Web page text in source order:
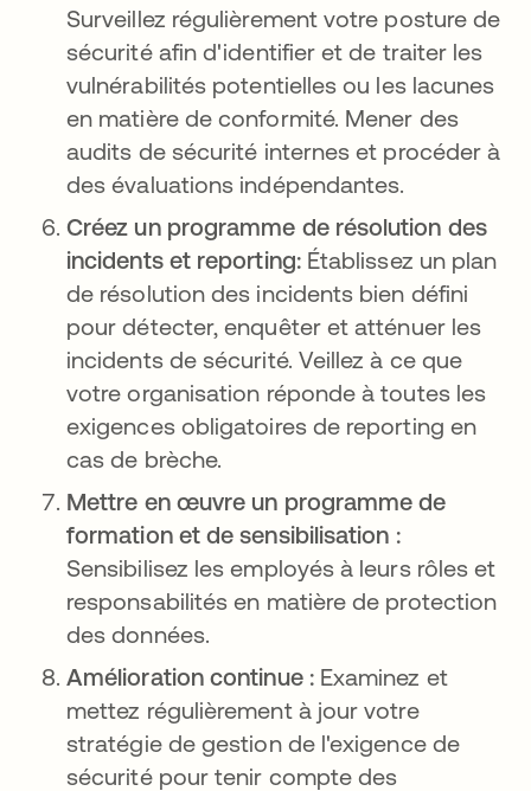
Surveillez régulièrement votre posture de
sécurité afin d'identifier et de traiter les
vulnérabilités potentielles ou les lacunes
en matière de conformité. Mener des
audits de sécurité internes et procéder à
des évaluations indépendantes.
Créez un programme de résolution des
incidents et reporting:Établissez un plan
de résolution des incidents bien défini
pour détecter, enquêter et atténuer les
incidents de sécurité. Veillez à ce que
votre organisation réponde à toutes les
exigences obligatoires de reporting en
cas de brèche.
Mettre en œuvre un programme de
formation et de sensibilisation :
Sensibilisez les employés à leurs rôles et
responsabilités en matière de protection
des données.
Amélioration continue : Examinez et
mettez régulièrement à jour votre
stratégie de gestion de l'exigence de
sécurité pour tenir compte des